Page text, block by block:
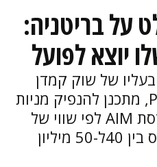
על בריטניה:
יוצא לפועל
של שוק קמדן
בלונדון ומייסד Playtech, מתכנן להנפיק מניות
של חברת Winvia בבורסת AIM לפי שווי של
200 מיליון ליש"ט, ולגייס בין 40ל-50 מיליון